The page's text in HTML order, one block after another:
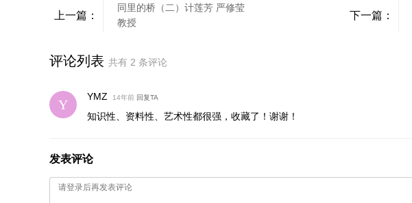
上一篇：
同里的桥（二）计莲芳 严修莹
教授
下一篇：
评论列表 共有 2 条评论
YMZ 14年前 回复TA
知识性、资料性、艺术性都很强，收藏了！谢谢！
发表评论